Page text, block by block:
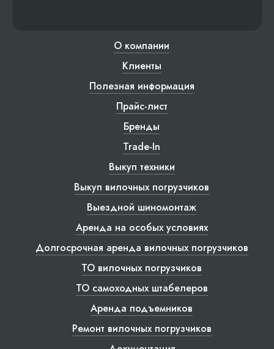
О компании
Клиенты
Полезная информация
Прайс-лист
Бренды
Trade-In
Выкуп техники
Выкуп вилочных погрузчиков
Выездной шиномонтаж
Аренда на особых условиях
Долгосрочная аренда вилочных погрузчиков
ТО вилочных погрузчиков
ТО самоходных штабелеров
Аренда подъемников
Ремонт вилочных погрузчиков